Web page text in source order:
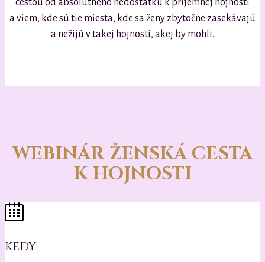
cestou od absolútneho nedostatku k príjemnej hojnosti
a viem, kde sú tie miesta, kde sa ženy zbytočne zasekávajú
a nežijú v takej hojnosti, akej by mohli.
WEBINÁR ŽENSKÁ CESTA
K HOJNOSTI
KEDY